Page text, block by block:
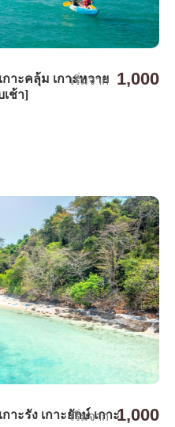
กาะคลุ้ม เกาะหวาย
เช้า]
เริ่มจาก 1,000
าะรัง เกาะยักษ์ เกาะ
เริ่มจาก 1,000